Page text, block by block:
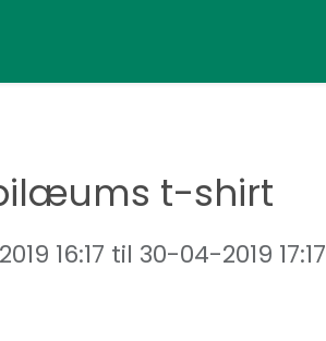
t-shirt
16:17 til 30-04-2019 17:17